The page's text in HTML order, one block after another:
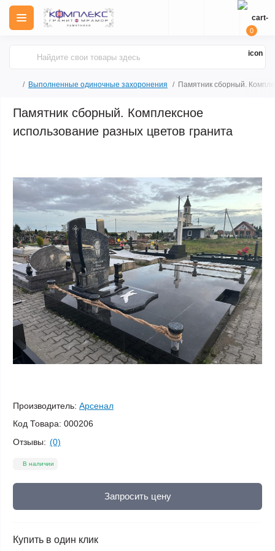
0
Выполненные одиночные захоронения Памятник сборный.
Памятник сборный. Комплексное
использование разных цветов гранита
Производитель: Арсенал
Код Товара: 000206
Отзывы: (0)
В наличии
Запросить цену
Купить в один клик